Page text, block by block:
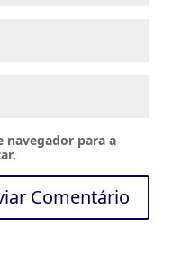
navegador para a